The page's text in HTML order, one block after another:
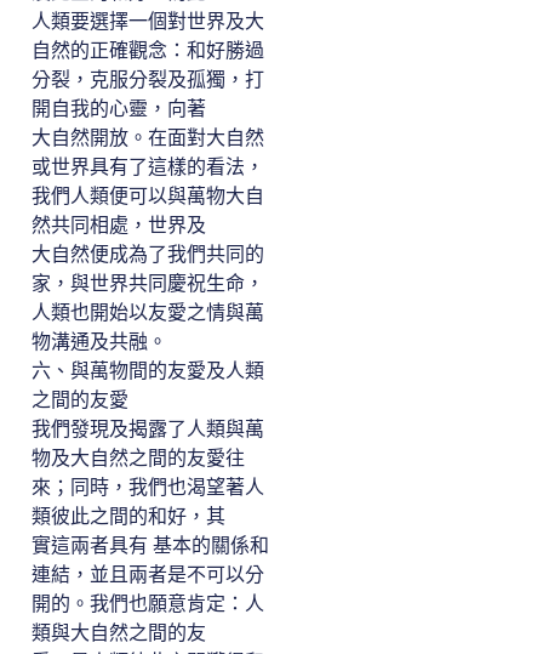
人類要選擇一個對世界及大
自然的正確觀念：和好勝過
分裂，克服分裂及孤獨，打
開自我的心靈，向著
大自然開放。在面對大自然
或世界具有了這樣的看法，
我們人類便可以與萬物大自
然共同相處，世界及
大自然便成為了我們共同的
家，與世界共同慶祝生命，
人類也開始以友愛之情與萬
物溝通及共融。
六、與萬物間的友愛及人類
之間的友愛
我們發現及揭露了人類與萬
物及大自然之間的友愛往
來；同時，我們也渴望著人
類彼此之間的和好，其
實這兩者具有 基本的關係和
連結，並且兩者是不可以分
開的。我們也願意肯定：人
類與大自然之間的友